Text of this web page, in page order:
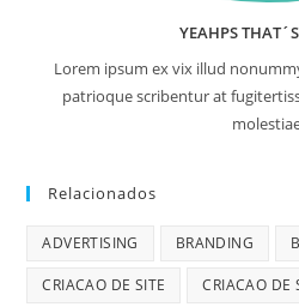
YEAHPS
Lorem ipsum ex vix illud
patrioque scribentur at
Relacionados
ADVERTISING BRANDING
CRIACAO DE SITE CRIACAO DE